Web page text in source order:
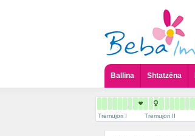
Ballina Shtatzëna
Tremujori I Tremujori II